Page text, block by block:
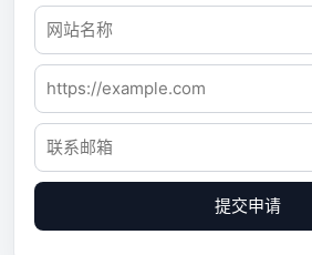
提交申请